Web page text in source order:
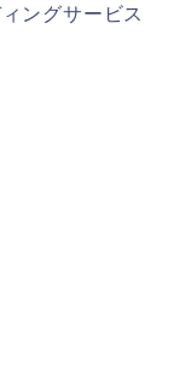
ングサービス